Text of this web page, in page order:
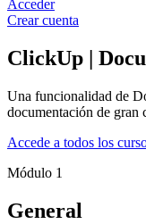
Acceder
Crear cuenta
ClickUp |
Una funcionalidad de
documentación de gran
Accede a todos los
Módulo 1
General